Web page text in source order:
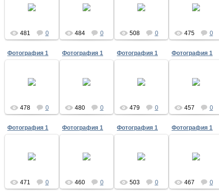
12.05.2020
481 0
12.05.2020
484 0
12.05.2020
508 0
12.05.2020
475 0
Фотография 1
12.05.2020
478 0
Фотография 1
12.05.2020
480 0
Фотография 1
12.05.2020
479 0
Фотография 1
12.05.2020
457 0
Фотография 1
12.05.2020
471 0
Фотография 1
12.05.2020
460 0
Фотография 1
12.05.2020
503 0
Фотография 1
12.05.2020
467 0